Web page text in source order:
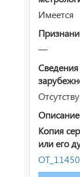
Имеется
—
Копия
или его